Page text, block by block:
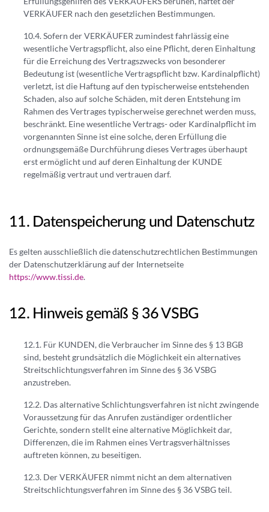
VERKÄUFER nach den gesetzlichen Bestimmungen.
Sofern der VERKÄUFER zumindest fahrlässig eine
wesentliche Vertragspflicht, also eine Pflicht, deren Einhaltung
für die Erreichung des Vertragszwecks von besonderer
Bedeutung ist (wesentliche Vertragspflicht bzw. Kardinalpflicht)
verletzt, ist die Haftung auf den typischerweise entstehenden
Schaden, also auf solche Schäden, mit deren Entstehung im
Rahmen des Vertrages typischerweise gerechnet werden muss,
beschränkt. Eine wesentliche Vertrags- oder Kardinalpflicht im
vorgenannten Sinne ist eine solche, deren Erfüllung die
ordnungsgemäße Durchführung dieses Vertrages überhaupt
erst ermöglicht und auf deren Einhaltung der KUNDE
regelmäßig vertraut und vertrauen darf.
Datenspeicherung und Datenschutz
Es gelten ausschließlich die datenschutzrechtlichen Bestimmungen
der Datenschutzerklärung auf der Internetseite
https://www.tissi.de.
Hinweis gemäß § 36 VSBG
Für KUNDEN, die Verbraucher im Sinne des § 13 BGB
sind, besteht grundsätzlich die Möglichkeit ein alternatives
Streitschlichtungsverfahren im Sinne des § 36 VSBG
anzustreben.
Das alternative Schlichtungsverfahren ist nicht zwingende
Voraussetzung für das Anrufen zuständiger ordentlicher
Gerichte, sondern stellt eine alternative Möglichkeit dar,
Differenzen, die im Rahmen eines Vertragsverhältnisses
auftreten können, zu beseitigen.
Der VERKÄUFER nimmt nicht an dem alternativen
Streitschlichtungsverfahren im Sinne des § 36 VSBG teil.